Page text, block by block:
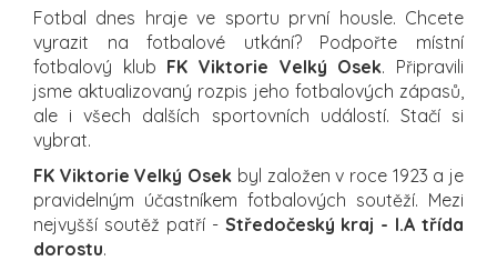
Fotbal dnes hraje ve sportu první housle. Chcete
vyrazit na fotbalové utkání? Podpořte místní
fotbalový klub FK Viktorie Velký Osek. Připravili
jsme aktualizovaný rozpis jeho fotbalových zápasů,
ale i všech dalších sportovních událostí. Stačí si
vybrat.
FK Viktorie Velký Osek byl založen v roce 1923 a je
pravidelným účastníkem fotbalových soutěží. Mezi
nejvyšší soutěž patří - Středočeský kraj - I.A třída
dorostu.